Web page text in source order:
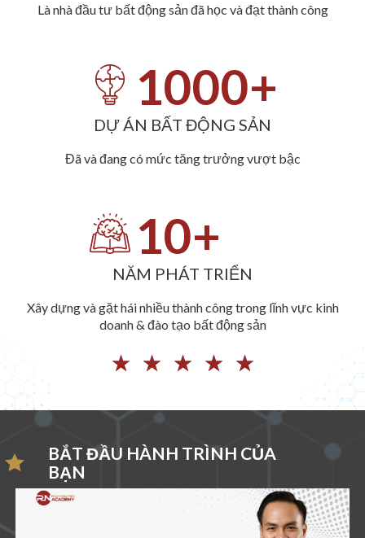
Là nhà đầu tư bất động sản đã học và đạt thành công
1000+
DỰ ÁN BẤT ĐỘNG SẢN
Đã và đang có mức tăng trưởng vượt bậc
10+
NĂM PHÁT TRIỂN
Xây dựng và gặt hái nhiều thành công trong lĩnh vực kinh
doanh & đào tạo bất động sản
☆ ☆ ☆ ☆ ☆
BẮT ĐẦU HÀNH TRÌNH CỦA
BẠN